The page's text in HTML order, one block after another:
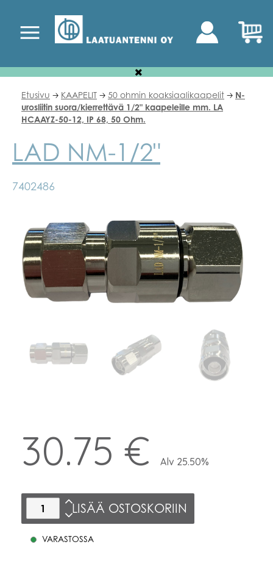
Etusivu 🡢 KAAPELIT 🡢 50 ohmin koaksiaalikaapelit 🡢 N-
urosliitin suora/kierrettävä 1/2" kaapeleille mm. LA
HCAAYZ-50-12, IP 68, 50 Ohm.
LAD NM-1/2"
7402486
30.75 € Alv 25.50%
LISÄÄ OSTOSKORIIN
VARASTOSSA